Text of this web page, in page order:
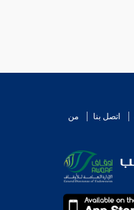
اتصل بنا
من